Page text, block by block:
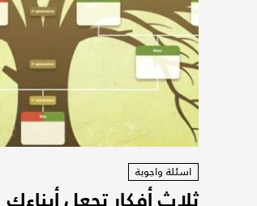
اسئلة واجوبة